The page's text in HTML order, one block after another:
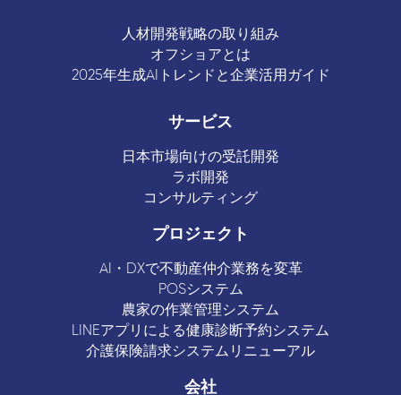
人材開発戦略の取り組み
オフショアとは
2025年生成AIトレンドと企業活用ガイド
サービス
日本市場向けの受託開発
ラボ開発
コンサルティング
プロジェクト
AI・DXで不動産仲介業務を変革
POSシステム
農家の作業管理システム
LINEアプリによる健康診断予約システム
介護保険請求システムリニューアル
会社